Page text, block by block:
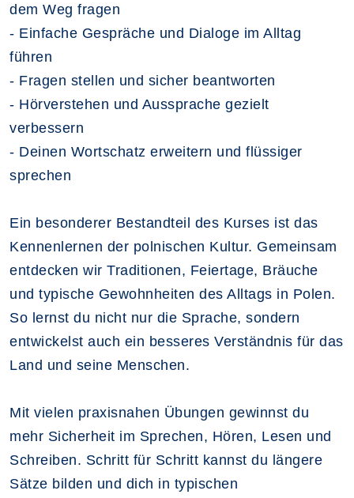
dem Weg fragen
- Einfache Gespräche und Dialoge im Alltag
führen
- Fragen stellen und sicher beantworten
- Hörverstehen und Aussprache gezielt
verbessern
- Deinen Wortschatz erweitern und flüssiger
sprechen
Ein besonderer Bestandteil des Kurses ist das
Kennenlernen der polnischen Kultur. Gemeinsam
entdecken wir Traditionen, Feiertage, Bräuche
und typische Gewohnheiten des Alltags in Polen.
So lernst du nicht nur die Sprache, sondern
entwickelst auch ein besseres Verständnis für das
Land und seine Menschen.
Mit vielen praxisnahen Übungen gewinnst du
mehr Sicherheit im Sprechen, Hören, Lesen und
Schreiben. Schritt für Schritt kannst du längere
Sätze bilden und dich in typischen